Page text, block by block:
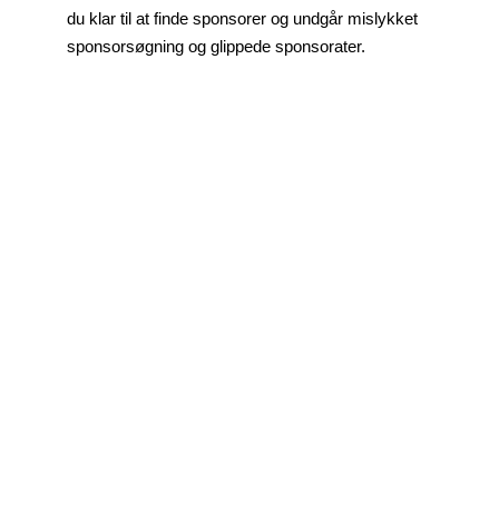
du klar til at finde sponsorer og undgår mislykket
sponsorsøgning og glippede sponsorater.